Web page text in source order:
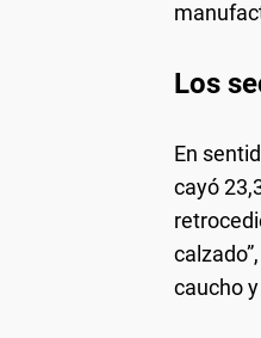
Los
En
cayó
caucho